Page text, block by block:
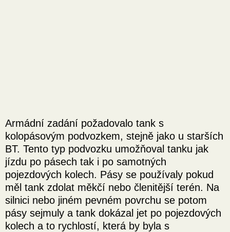
Armádní zadání požadovalo tank s
kolopásovým podvozkem, stejně jako u starších
BT. Tento typ podvozku umožňoval tanku jak
jízdu po pásech tak i po samotných
pojezdových kolech. Pásy se používaly pokud
měl tank zdolat měkčí nebo členitější terén. Na
silnici nebo jiném pevném povrchu se potom
pásy sejmuly a tank dokázal jet po pojezdových
kolech a to rychlostí, která by byla s